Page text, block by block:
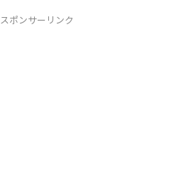
スポンサーリンク